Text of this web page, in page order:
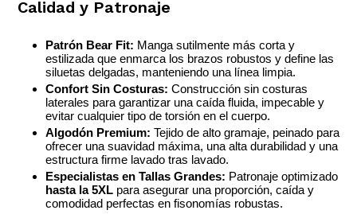
Calidad y Patronaje
Patrón Bear Fit: Manga sutilmente más corta y
estilizada que enmarca los brazos robustos y define las
siluetas delgadas, manteniendo una línea limpia.
Confort Sin Costuras: Construcción sin costuras
laterales para garantizar una caída fluida, impecable y
evitar cualquier tipo de torsión en el cuerpo.
Algodón Premium: Tejido de alto gramaje, peinado para
ofrecer una suavidad máxima, una alta durabilidad y una
estructura firme lavado tras lavado.
Especialistas en Tallas Grandes: Patronaje optimizado
hasta la 5XL para asegurar una proporción, caída y
comodidad perfectas en fisonomías robustas.